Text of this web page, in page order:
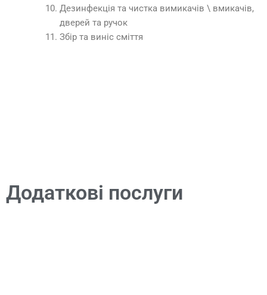
Дезинфекція та чистка вимикачів \ вмикачів,
дверей та ручок
Збір та виніс сміття
Додаткові послуги